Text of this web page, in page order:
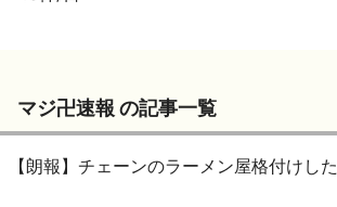
マジ卍速報 の記事一覧
【朗報】チェーンのラーメン屋格付けした